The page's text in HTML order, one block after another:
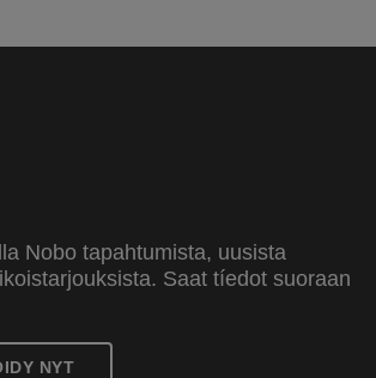
Nobo tapahtumista, uusista
Saat tíedot suoraan
NYT